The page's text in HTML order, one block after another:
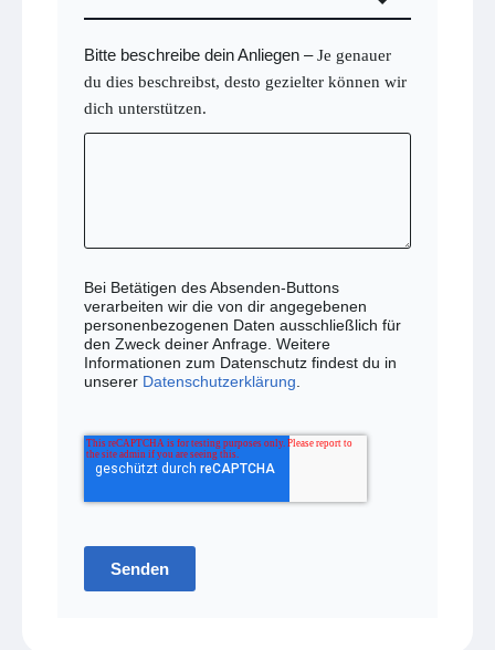
Bitte beschreibe dein Anliegen – Je genauer
du dies beschreibst, desto gezielter können wir
dich unterstützen.
Bei Betätigen des Absenden-Buttons
verarbeiten wir die von dir angegebenen
personenbezogenen Daten ausschließlich für
den Zweck deiner Anfrage. Weitere
Informationen zum Datenschutz findest du in
unserer Datenschutzerklärung
Senden